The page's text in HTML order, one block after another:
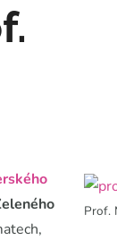
Prof.